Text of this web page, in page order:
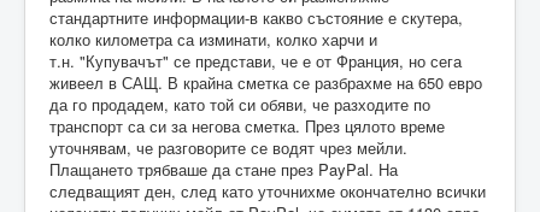
стандартните информации-в какво състояние е скутера,
колко километра са изминати, колко харчи и
т.н. "Купувачът" се представи, че е от Франция, но сега
живеел в САЩ. В крайна сметка се разбрахме на 650 евро
да го продадем, като той си обяви, че разходите по
транспорт са си за негова сметка. През цялото време
уточнявам, че разговорите се водят чрез мейли.
Плащането трябваше да стане през PayPal. На
следващият ден, след като уточнихме окончателно всички